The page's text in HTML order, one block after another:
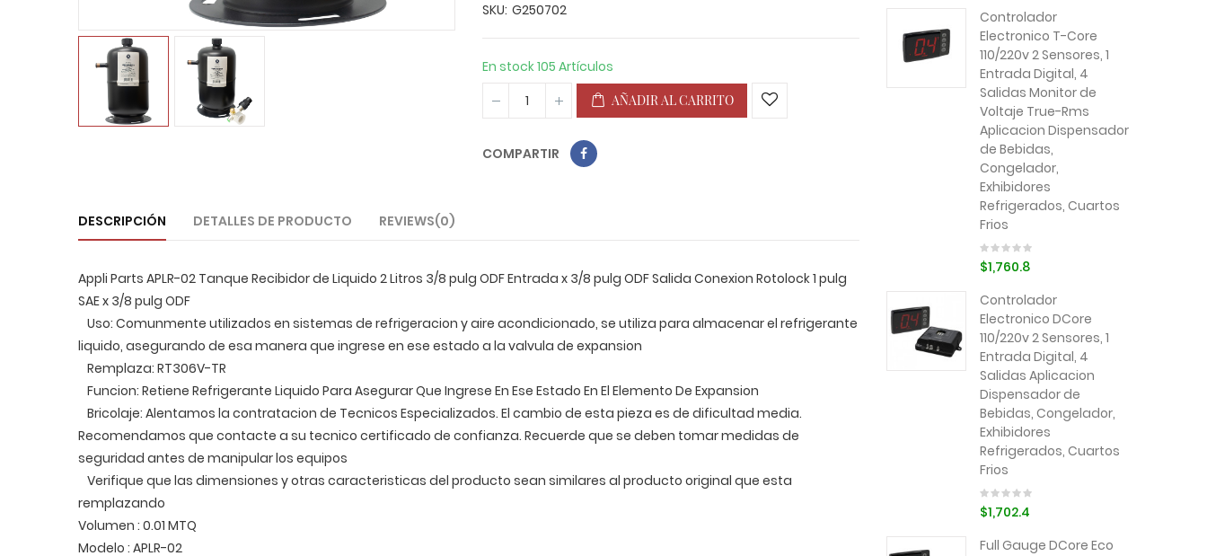
SKU G250702
En stock105 Artículos
AÑADIR AL CARRITO
COMPARTIR
DESCRIPCIÓN DETALLES DE PRODUCTO REVIEWS(0)
Appli Parts APLR-02 Tanque Recibidor de Liquido 2 Litros 3/8 pulg ODF Entrada x 3/8 pulg ODF Salida Conexion Rotolock 1 pulg
SAE x 3/8 pulg ODF
Uso: Comunmente utilizados en sistemas de refrigeracion y aire acondicionado, se utiliza para almacenar el refrigerante
liquido, asegurando de esa manera que ingrese en ese estado a la valvula de expansion
Remplaza: RT306V-TR
Funcion: Retiene Refrigerante Liquido Para Asegurar Que Ingrese En Ese Estado En El Elemento De Expansion
Bricolaje: Alentamos la contratacion de Tecnicos Especializados. El cambio de esta pieza es de dificultad media.
Recomendamos que contacte a su tecnico certificado de confianza. Recuerde que se deben tomar medidas de
seguridad antes de manipular los equipos
Verifique que las dimensiones y otras caracteristicas del producto sean similares al producto original que esta
remplazando
Volumen : 0.01 MTQ
Modelo : APLR-02
Controlador
Electronico T-Core
110/220v 2 Sensores, 1
Entrada Digital, 4
Salidas Monitor de
Voltaje True-Rms
Aplicacion Dispensador
de Bebidas,
Congelador,
Exhibidores
Refrigerados, Cuartos
Frios
$1,760.8
Controlador
Electronico DCore
110/220v 2 Sensores, 1
Entrada Digital, 4
Salidas Aplicacion
Dispensador de
Bebidas, Congelador,
Exhibidores
Refrigerados, Cuartos
Frios
$1,702.4
Full Gauge DCore Eco